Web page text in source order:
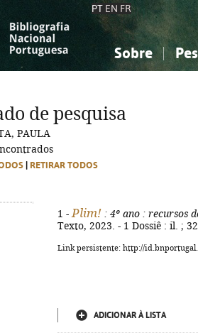
PT EN FR
Sobre
Ciências sociais...
Ciências sociais...
de pesquisa
PAULA
RETIRAR TODOS
1 - Plim! : 4º ano : recursos
Texto, 2023. - 1 Dossiê : il. ;
Link persistente: http://
ADICIONAR À LISTA